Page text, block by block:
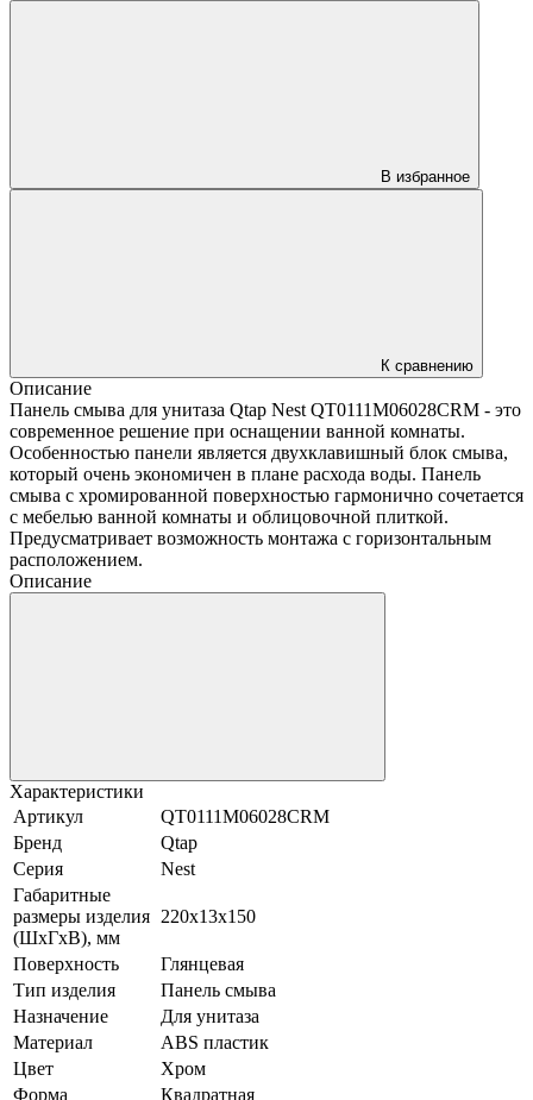
В избранное
К сравнению
Описание
Панель смыва для унитаза Qtap Nest QT0111M06028CRM - это
современное решение при оснащении ванной комнаты.
Особенностью панели является двухклавишный блок смыва,
который очень экономичен в плане расхода воды. Панель
смыва с хромированной поверхностью гармонично сочетается
с мебелью ванной комнаты и облицовочной плиткой.
Предусматривает возможность монтажа с горизонтальным
расположением.
Описание
Характеристики
Артикул
QT0111M06028CRM
Бренд
Qtap
Серия
Nest
Габаритные
размеры изделия
(ШхГхВ), мм
220х13х150
Поверхность
Глянцевая
Тип изделия
Панель смыва
Назначение
Для унитаза
Материал
ABS пластик
Цвет
Хром
Форма
Квадратная